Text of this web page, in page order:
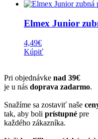
Elmex Junior
4,49€
Kúpiť
Pri objednávke nad 39€
je u nás doprava zadarmo.
Snažíme sa zostaviť naše
tak, aby boli prístupné pre
každého zákazníka.